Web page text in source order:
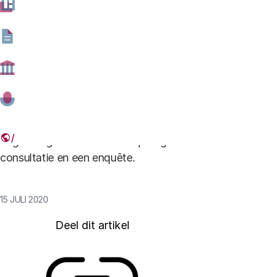
onderwijs of robots die in magazijnen orders
samenleving ingezet. Dit roept vragen op. Want
wanneer is de toepassing van deze nieuwe
technologieën geoorloofd en wanneer moeten er
grenzen aan worden gesteld? Een expertgroep van
UNESCO werkt aan een internationale aanbeveling over
uitgenodigd hier feedback op te geven via een virtuele
consultatie en een enquête.
15 JULI 2020
Deel dit artikel